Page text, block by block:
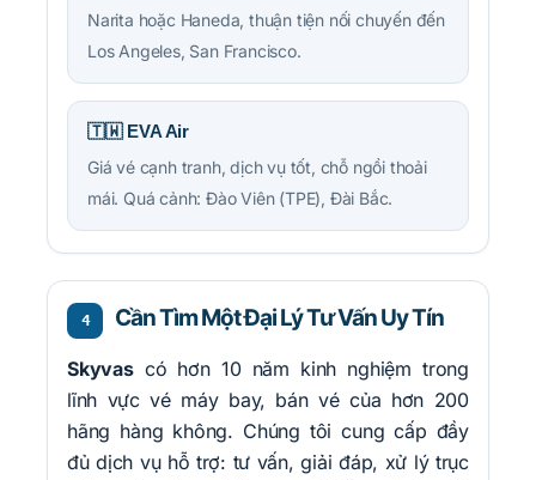
Narita hoặc Haneda, thuận tiện nối chuyến đến
Los Angeles, San Francisco.
🇹🇼 EVA Air
Giá vé cạnh tranh, dịch vụ tốt, chỗ ngồi thoải
mái. Quá cảnh: Đào Viên (TPE), Đài Bắc.
4 Cần Tìm Một Đại Lý Tư Vấn Uy Tín
Skyvascó hơn 10 năm kinh nghiệm trong
lĩnh vực vé máy bay, bán vé của hơn 200
hãng hàng không. Chúng tôi cung cấp đầy
đủ dịch vụ hỗ trợ: tư vấn, giải đáp, xử lý trục